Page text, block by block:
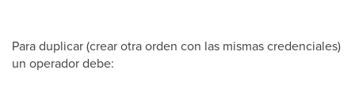
Para duplicar (crear otra orden con las mismas credenciales)
un operador debe: